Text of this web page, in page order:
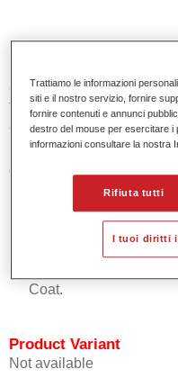
Permahyd Mixing Colour
Permahyd Pearl Base
all’acqua di alta qualità.
tecnologia di dispersione
ad effetto.
Caratteristiche del
Applicazione
Buona verticalità.
Coat.
Product Variant
Not available
Trattiamo le informazioni
siti e il nostro servizio, fornire
fornire contenuti e annunci
destro del mouse per esercitare i
informazioni consultare la nostra
Rifiuta tutti
I tuoi diritti